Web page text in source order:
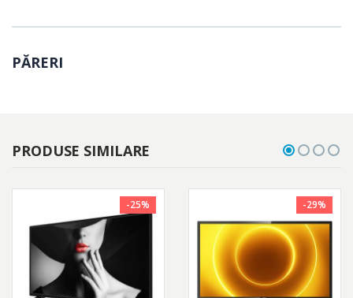
PĂRERI
PRODUSE SIMILARE
-25% -29%